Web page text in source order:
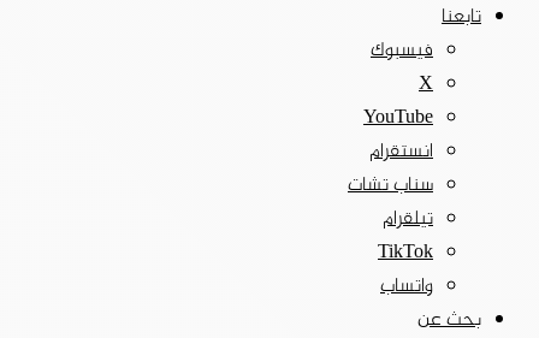
تابعنا
فيسبوك
‫X
‫YouTube
انستقرام
سناب تشات
تيلقرام
‫TikTok
واتساب
بحث عن